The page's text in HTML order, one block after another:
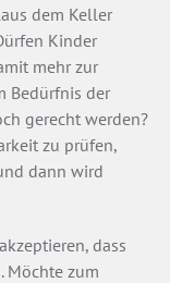
dem Keller
Kinder
mehr zur
Bedürfnis der
gerecht werden?
zu prüfen,
dann wird
dass
Möchte zum